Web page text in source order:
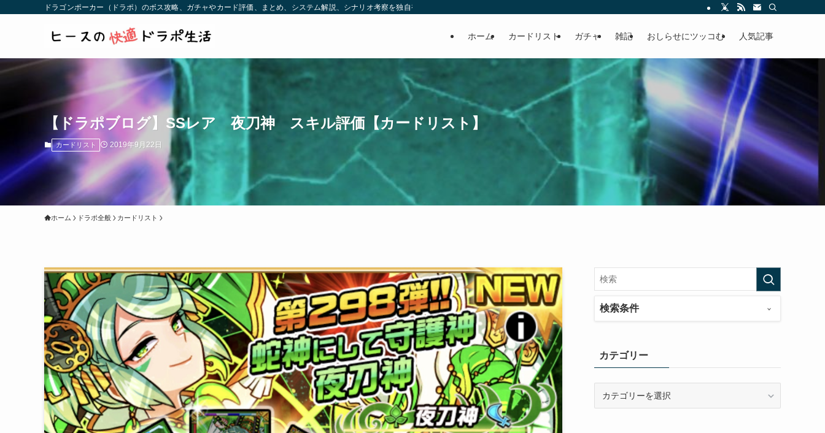
ドラゴンポーカー（ドラポ）のボス攻略、ガチャやカード評価、まとめ、システム解説、シナリオ考察を独自視点で発信する非公式ブログです。 | ヒースの快適ドラポ生活
ホーム カードリスト ガチャ 雑記 おしらせにツッコむ 人気記事
【ドラポブログ】SSレア 夜刀神 スキル評価【カードリスト】
カードリスト 2019年9月22日
ホーム ドラポ全般 カードリスト
検索条件
カテゴリー